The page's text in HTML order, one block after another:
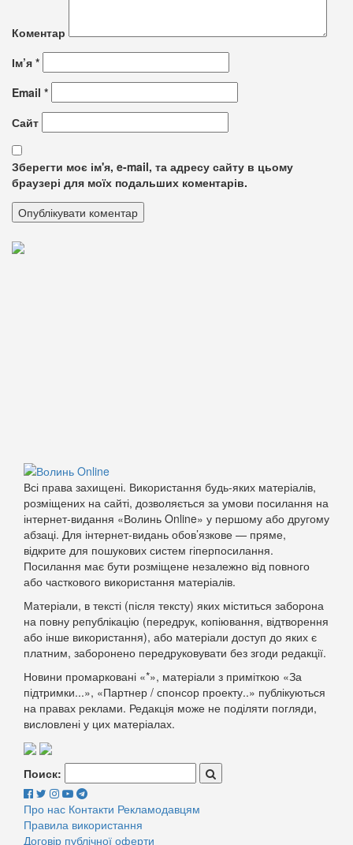
Коментар
Ім’я *
Email *
Сайт
Зберегти моє ім'я, e-mail, та адресу сайту в цьому
браузері для моїх подальших коментарів.
Всі права захищені. Використання будь-яких матеріалів,
розміщених на сайті, дозволяється за умови посилання на
інтернет-видання «Волинь Online» у першому або другому
абзаці. Для інтернет-видань обов’язкове — пряме,
відкрите для пошукових систем гіперпосилання.
Посилання має бути розміщене незалежно від повного
або часткового використання матеріалів.
Матеріали, в тексті (після тексту) яких міститься заборона
на повну републікацію (передрук, копіювання, відтворення
або інше використання), або матеріали доступ до яких є
платним, заборонено передруковувати без згоди редакції.
Новини промарковані «*», матеріали з приміткою «За
підтримки...», «Партнер / спонсор проекту..» публікуються
на правах реклами. Редакція може не поділяти погляди,
висловлені у цих матеріалах.
Поиск:
Про нас Контакти Рекламодавцям
Правила використання
Договір публічної оферти